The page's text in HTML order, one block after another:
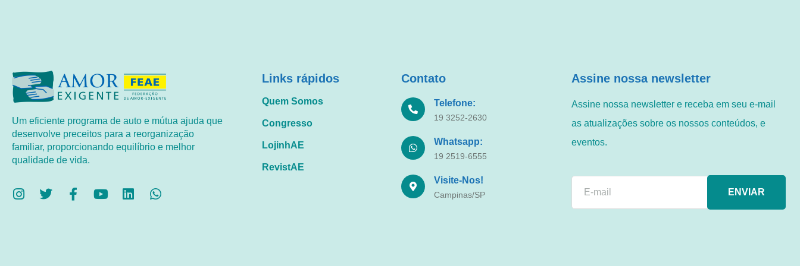
Um eficiente programa de auto e mútua ajuda que
desenvolve preceitos para a reorganização
familiar, proporcionando equilíbrio e melhor
qualidade de vida.
Links rápidos
Quem Somos
Congresso
LojinhAE
RevistAE
Contato
Telefone:
19 3252-2630
Whatsapp:
19 2519-6555
Visite-Nos!
Campinas/SP
Assine nossa newsletter
Assine nossa newsletter e receba em seu e-mail
as atualizações sobre os nossos conteúdos, e
eventos.
ENVIAR